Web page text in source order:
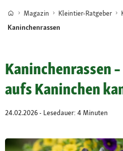
Magazin Kleintier-Ratgeber
Kaninchenrassen
Kaninchenrassen
aufs Kaninchen
24.02.2026 - Lesedauer: 4 Minuten